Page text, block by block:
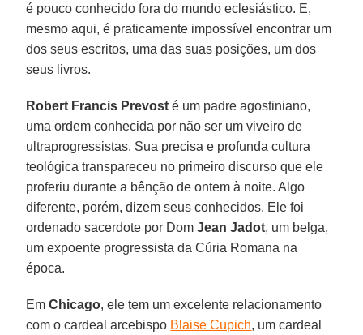
é pouco conhecido fora do mundo eclesiástico. E,
mesmo aqui, é praticamente impossível encontrar um
dos seus escritos, uma das suas posições, um dos
seus livros.
Robert Francis Prevost é um padre agostiniano,
uma ordem conhecida por não ser um viveiro de
ultraprogressistas. Sua precisa e profunda cultura
teológica transpareceu no primeiro discurso que ele
proferiu durante a bênção de ontem à noite. Algo
diferente, porém, dizem seus conhecidos. Ele foi
ordenado sacerdote por DomJean Jadot, um belga,
um expoente progressista da Cúria Romana na
época.
EmChicago, ele tem um excelente relacionamento
com o cardeal arcebispo Blaise Cupich, um cardeal